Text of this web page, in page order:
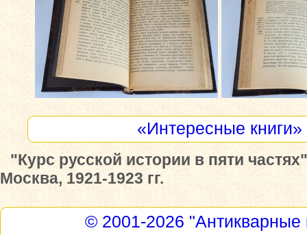
«Интересные книги»
"Курс русской истории в пяти
Москва, 1921-1923 гг.
© 2001-2026 "Антикварные